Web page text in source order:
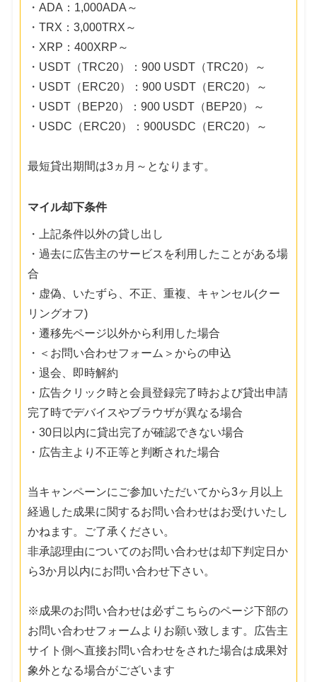
・ADA：1,000ADA～
・TRX：3,000TRX～
・XRP：400XRP～
・USDT（TRC20）：900 USDT（TRC20）～
・USDT（ERC20）：900 USDT（ERC20）～
・USDT（BEP20）：900 USDT（BEP20）～
・USDC（ERC20）：900USDC（ERC20）～
最短貸出期間は3ヵ月～となります。
マイル却下条件
・上記条件以外の貸し出し
・過去に広告主のサービスを利用したことがある場
合
・虚偽、いたずら、不正、重複、キャンセル(クー
リングオフ)
・遷移先ページ以外から利用した場合
・＜お問い合わせフォーム＞からの申込
・退会、即時解約
・広告クリック時と会員登録完了時および貸出申請
完了時でデバイスやブラウザが異なる場合
・30日以内に貸出完了が確認できない場合
・広告主より不正等と判断された場合
当キャンペーンにご参加いただいてから3ヶ月以上
経過した成果に関するお問い合わせはお受けいたし
かねます。ご了承ください。
非承認理由についてのお問い合わせは却下判定日か
ら3か月以内にお問い合わせ下さい。
※成果のお問い合わせは必ずこちらのページ下部の
お問い合わせフォームよりお願い致します。広告主
サイト側へ直接お問い合わせをされた場合は成果対
象外となる場合がございます